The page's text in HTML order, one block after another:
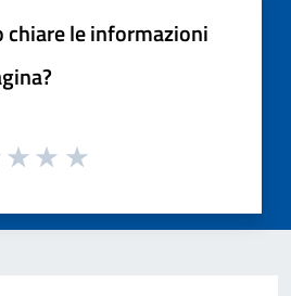
chiare le informazioni